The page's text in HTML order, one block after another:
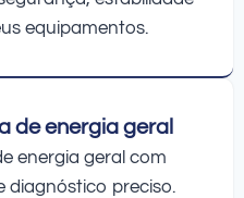
equipamentos.
de energia geral
energia geral com
diagnóstico preciso.